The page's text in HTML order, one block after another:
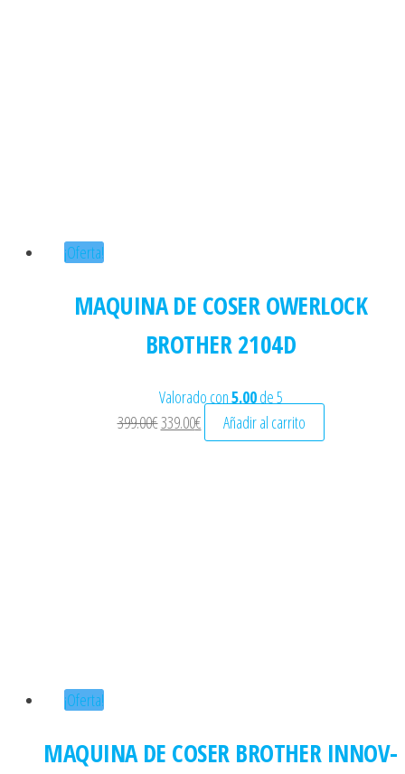
¡Oferta!
MAQUINA DE COSER OWERLOCK
BROTHER 2104D
Valorado con5.00de 5
399.00€El precio original era: 399.00€.
339.00€El precio actual es: 339.00€.
Añadir al carrito
¡Oferta!
MAQUINA DE COSER BROTHER INNOV-